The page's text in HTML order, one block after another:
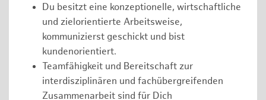
Du besitzt eine konzeptionelle, wirtschaftliche
und zielorientierte Arbeitsweise,
kommunizierst geschickt und bist
kundenorientiert.
Teamfähigkeit und Bereitschaft zur
interdisziplinären und fachübergreifenden
Zusammenarbeit sind für Dich